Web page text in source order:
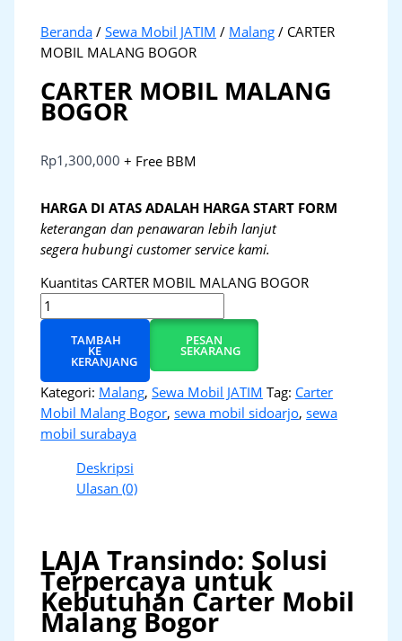
Beranda /Sewa Mobil JATIM / Malang / CARTER
MOBIL MALANG BOGOR
CARTER MOBIL MALANG
BOGOR
Rp1,300,000 + Free BBM
HARGA DI ATAS ADALAH HARGA START FORM
keterangan dan penawaran lebih lanjut
segera hubungi customer service kami.
Kuantitas CARTER MOBIL MALANG BOGOR
TAMBAH
KE
KERANJANG
PESAN
SEKARANG
Kategori: Malang,Sewa Mobil JATIM Tag: Carter
Mobil Malang Bogor,sewa mobil sidoarjo,sewa
mobil surabaya
Deskripsi
Ulasan (0)
LAJA Transindo: Solusi
Terpercaya untuk
Kebutuhan Carter Mobil
Malang Bogor